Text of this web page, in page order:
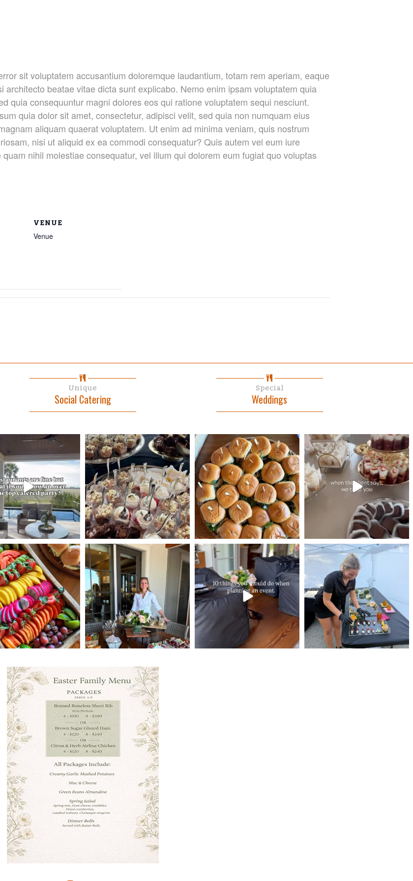
sit voluptatem accusantium doloremque laudantium, totam rem aperiam, eaque
architecto beatae vitae dicta sunt explicabo. Nemo enim ipsam voluptatem quia
quia consequuntur magni dolores eos qui ratione voluptatem sequi nesciunt.
quia dolor sit amet, consectetur, adipisci velit, sed quia non numquam eius
aliquam quaerat voluptatem. Ut enim ad minima veniam, quis nostrum
nisi ut aliquid ex ea commodi consequatur? Quis autem vel eum iure
nihil molestiae consequatur, vel illum qui dolorem eum fugiat quo voluptas
VENUE
Venue
Unique
Social Catering
Special
Weddings